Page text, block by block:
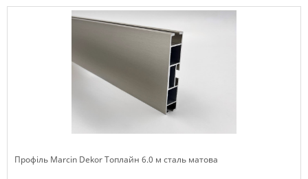
Профіль Marcin Dekor Топлайн 6.0 м сталь матова